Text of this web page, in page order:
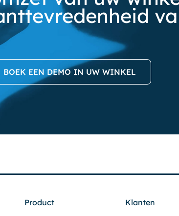
BOEK EEN DEMO IN UW WINKEL
Product Klanten